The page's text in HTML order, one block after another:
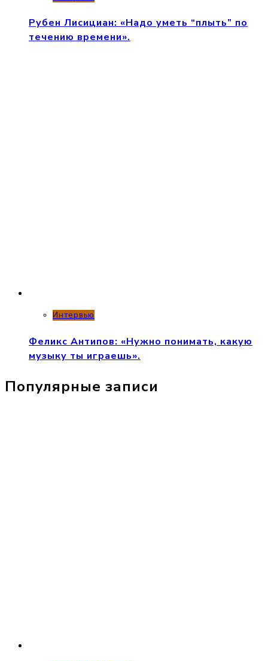
Рубен Лисициан: «Надо уметь “плыть” по
течению времени».
Интервью
Феликс Антипов: «Нужно понимать, какую
музыку ты играешь».
Популярные записи